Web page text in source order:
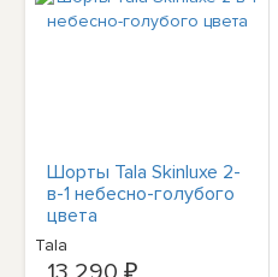
Шорты Tala Skinluxe 2-
в-1 небесно-голубого
цвета
Tala